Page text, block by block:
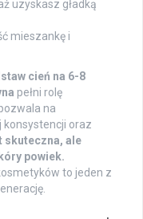
uzyskasz gładką
mieszankę i
cień na 6-8
pełni rolę
na
oraz
skuteczna, ale
powiek.
to jeden z